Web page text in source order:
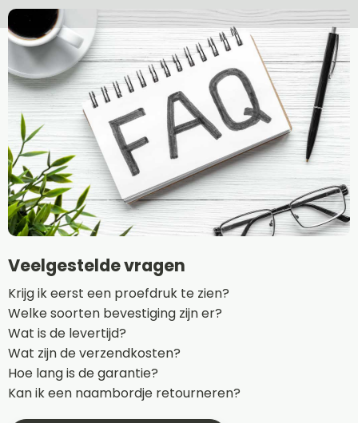
Veelgestelde vragen
Krijg ik eerst een proefdruk te zien?
Welke soorten bevestiging zijn er?
Wat is de levertijd?
Wat zijn de verzendkosten?
Hoe lang is de garantie?
Kan ik een naambordje retourneren?